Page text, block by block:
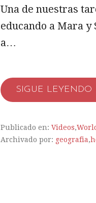
Una de nuestras
educando a Mara y
a…
SIGUE
Publicado en: Videos,
Archivado por: geografia,